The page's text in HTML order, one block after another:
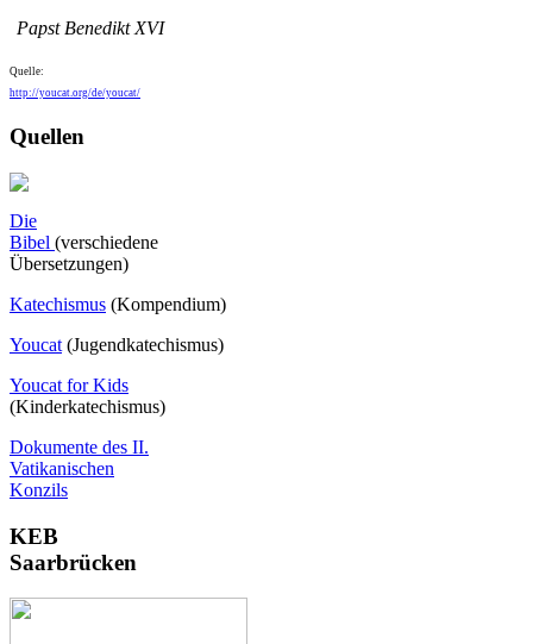
Papst Benedikt XVI
Quelle:
http://youcat.org/de/youcat/
Quellen
Die
Bibel (verschiedene
Übersetzungen)
Katechismus (Kompendium)
Youcat (Jugendkatechismus)
Youcat for Kids
(Kinderkatechismus)
Dokumente des II.
Vatikanischen
Konzils
KEB
Saarbrücken